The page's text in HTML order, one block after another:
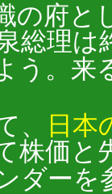
の府と
総理
う。来
、
日本
株価
ダーを